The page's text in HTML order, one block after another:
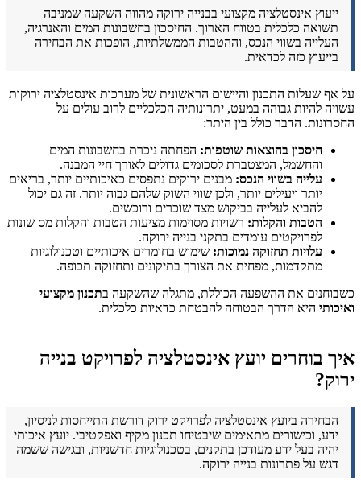
ייעוץ אינסטלציה מקצועי בבנייה ירוקה מהווה השקעה שמניבה
תשואה כלכלית בטווח הארוך. החיסכון בחשבונות המים והאנרגיה,
העלייה בשווי הנכס, וההטבות הממשלתיות, הופכות את הבחירה
בייעוץ כזה לכדאית.
על אף שעלות התכנון והיישום הראשונית של מערכות אינסטלציה ירוקות
עשויה להיות גבוהה במעט, יתרונותיה הכלכליים לרוב עולים על
החסרונות. הדבר כולל בין היתר:
חיסכון בהוצאות שוטפות: הפחתה ניכרת בחשבונות המים
והחשמל, המצטברת לסכומים גדולים לאורך חיי המבנה.
עלייה בשווי הנכס: מבנים ירוקים נתפסים כאיכותיים יותר, בריאים
יותר ויעילים יותר, ולכן שווי השוק שלהם גבוה יותר. זה גם יכול
להביא לעלייה בביקוש מצד שוכרים ורוכשים.
הטבות והקלות: רשויות מסוימות מציעות הטבות והקלות מס שונות
לפרויקטים עומדים בתקני בנייה ירוקה.
עלויות תחזוקה נמוכות: שימוש בחומרים איכותיים וטכנולוגיות
מתקדמות, מפחית את הצורך בתיקונים ותחזוקה תכופה.
כשבוחנים את ההשפעה הכוללת, מתגלה שהשקעה בתכנון מקצועי
ואיכותי היא הדרך הבטוחה להבטחת כדאיות כלכלית.
איך בוחרים יועץ אינסטלציה לפרויקט בנייה
ירוק?
הבחירה ביועץ אינסטלציה לפרויקט ירוק דורשת התייחסות לניסיון,
ידע, וכישורים מתאימים שיבטיחו תכנון מקיף ואפקטיבי. יועץ איכותי
יהיה בעל ידע מעודכן בתקנים, בטכנולוגיות חדשניות, ובגישה ששמה
דגש על פתרונות בנייה ירוקה.